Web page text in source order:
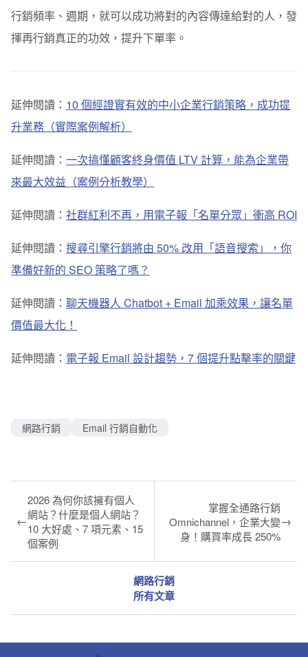
行銷頻率、週期，就可以成功將對的內容傳達給對的人，發
揮再行銷真正的功效，提升下單率。
延伸閱讀： 10 個經證實有效的中小企業行銷策略，成功提
升業務（實際案例解析）
延伸閱讀： 一次搞懂顧客終身價值 LTV 計算，能為企業帶
來最大效益（案例分析教學）
延伸閱讀： 社群紅利不再，用電子報「名單分眾」衝高 ROI
延伸閱讀： 搜尋引擎行銷將由 50% 改用「語音搜索」，你
準備好新的 SEO 策略了嗎？
延伸閱讀： 聊天機器人 Chatbot + Email 加乘效果，讓名單
價值最大化！
延伸閱讀： 電子報 Email 設計趨勢，7 個提升點擊率的關鍵
網路行銷 Email 行銷自動化
←
2026 為何你該擁有個人
網站？什麼是個人網站？
10 大好處、7 項元素、15
個案例
網路行銷
所有文章
掌握全通路行銷
Omnichannel，企業大變
身！購買率成長 250%
→